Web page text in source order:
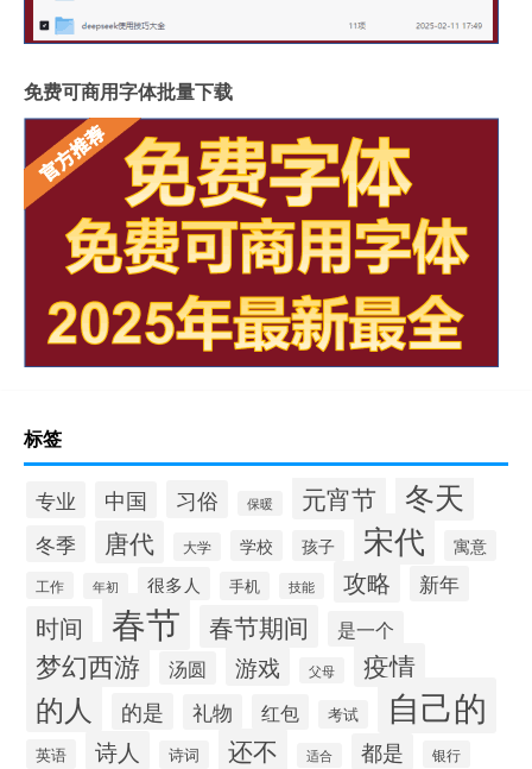
免费可商用字体批量下载
标签
专业 中国 习俗 保暖 元宵节 冬天
冬季 唐代 大学 学校 孩子 宋代 寓意
工作 年初 很多人 手机 技能 攻略 新年
时间 春节 春节期间 是一个
梦幻西游 汤圆 游戏 父母 疫情
的人 的是 礼物 红包 考试 自己的
英语 诗人 诗词 还不 适合 都是 银行